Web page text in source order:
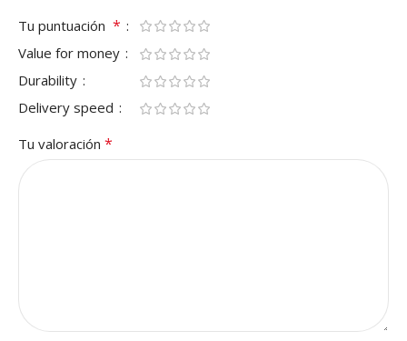
Tu puntuación *
Value for money
Durability
Delivery speed
Tu valoración *